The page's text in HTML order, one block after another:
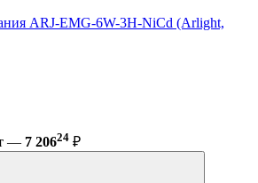
ARJ-EMG-6W-3H-NiCd (Arlight,
— 7 20624 ₽